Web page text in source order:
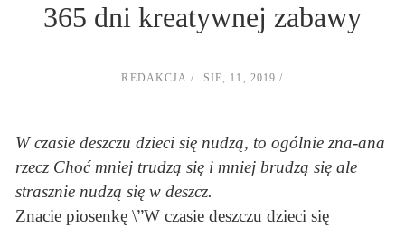
365 dni kreatywnej zabawy
REDAKCJA SIE, 11, 2019
W czasie deszczu dzieci się nudzą, to ogólnie zna-ana
rzecz Choć mniej trudzą się i mniej brudzą się ale
strasznie nudzą się w deszcz.
Znacie piosenkę \”W czasie deszczu dzieci się